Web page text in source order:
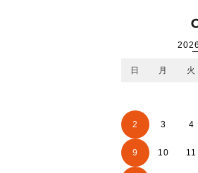
日 月 火
2 3 4
9 10 11